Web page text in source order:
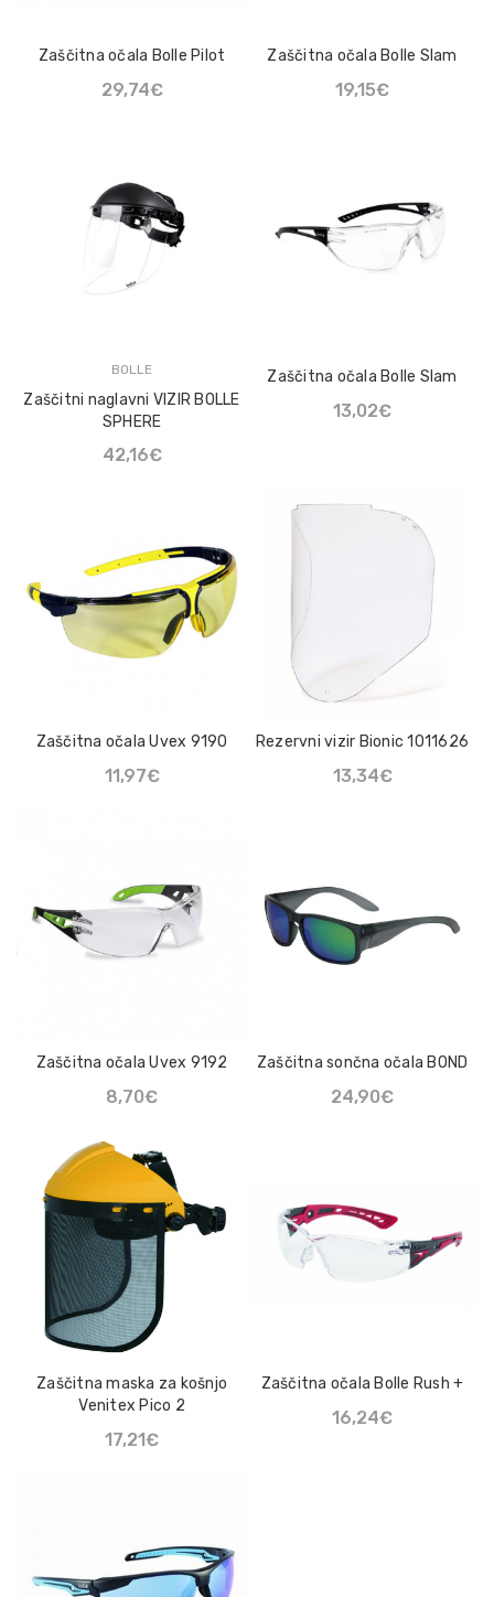
Zaščitna očala Bolle Pilot
29,74€
Zaščitna očala Bolle Slam
19,15€
BOLLE
Zaščitni naglavni VIZIR BOLLE
SPHERE
42,16€
Zaščitna očala Bolle Slam
13,02€
Zaščitna očala Uvex 9190
11,97€
Rezervni vizir Bionic 1011626
13,34€
Zaščitna očala Uvex 9192
8,70€
Zaščitna sončna očala BOND
24,90€
Zaščitna maska za košnjo
Venitex Pico 2
17,21€
Zaščitna očala Bolle Rush +
16,24€